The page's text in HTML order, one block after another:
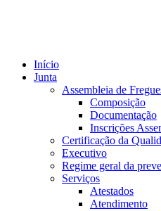
Início
Junta
Assembleia de
Composição
Documentação
Inscrições
Certificação da
Executivo
Regime geral da
Serviços
Atestados
Atendimento